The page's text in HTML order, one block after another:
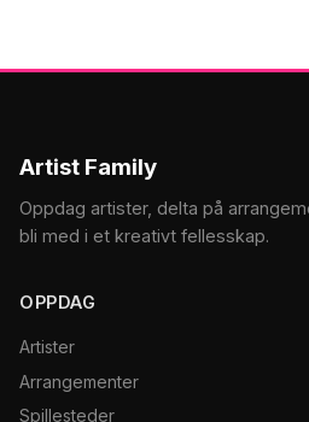
Artist Family
Oppdag artister, delta på
bli med i et kreativt fellesskap.
OPPDAG
Artister
Arrangementer
Spillesteder